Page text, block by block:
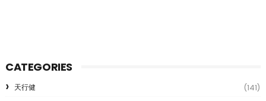
CATEGORIES
天行健
(141)